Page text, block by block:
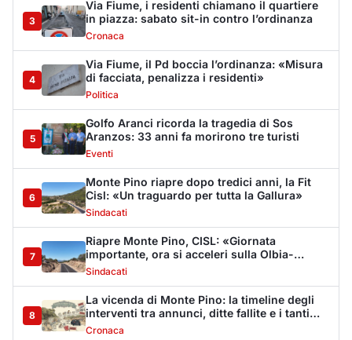
7
Riapre Monte Pino, CISL: «Giornata
importante, ora si acceleri sulla Olbia-
Arzachena-Palau»
Sindacati
8
La vicenda di Monte Pino: la timeline degli
interventi tra annunci, ditte fallite e i tanti
stop
Cronaca
9
Monte Pino riapre, ma non è una festa: «Qui
sono morte tre persone»
Eventi
10
Sabbia e oltre un chilo di caviale in valigia:
sequestri all’aeroporto di Olbia
Cronaca
11
Olbia, via Fiume: "Il divieto di sosta non può
sostituire i controlli"
Cronaca
12
Dopo l'ordinanza: da via Fiume rispondono
al sindaco: "La deve ritirare, non serva a
nulla"
Cronaca